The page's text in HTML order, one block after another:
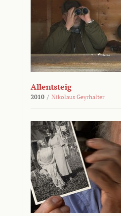
Allentsteig
2010 / Nikolaus Geyrhalter